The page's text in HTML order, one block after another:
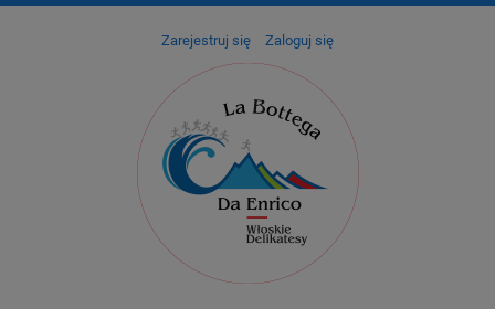
Zarejestruj się Zaloguj się